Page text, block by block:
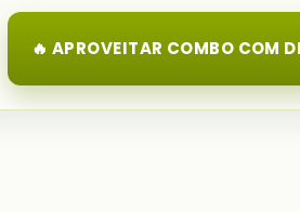
🔥 APROVEITAR COMBO COM